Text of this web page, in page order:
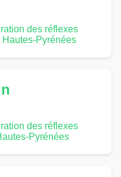
des réflexes
Pyrénées
des réflexes
Pyrénées